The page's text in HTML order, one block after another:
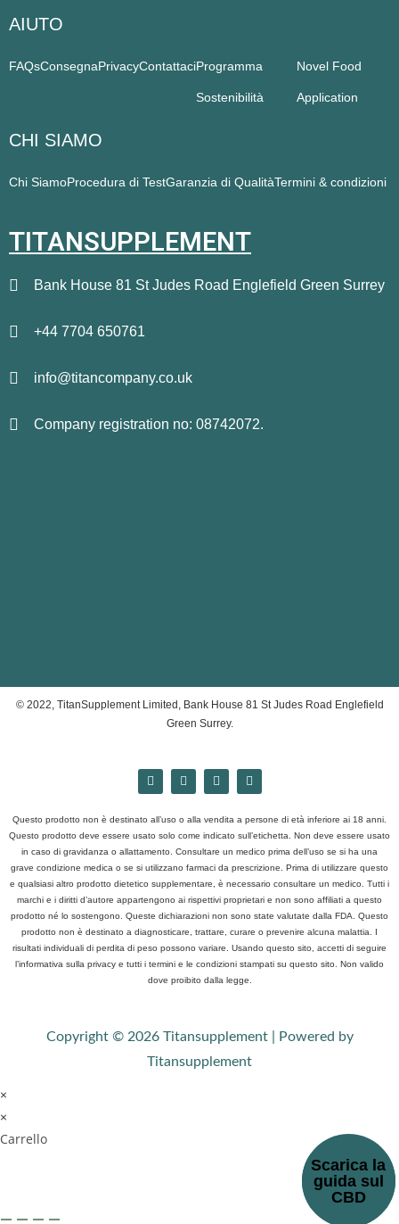
Scarica la
guida sul
CBD
AIUTO
FAQsConsegnaPrivacyContattaciProgramma
Sostenibilità
Novel Food
Application
CHI SIAMO
Chi SiamoProcedura di TestGaranzia di QualitàTermini & condizioni
TITANSUPPLEMENT
Bank House 81 St Judes Road Englefield Green Surrey
+44 7704 650761
info@titancompany.co.uk
Company registration no: 08742072.
© 2022, TitanSupplement Limited, Bank House 81 St Judes Road Englefield
Green Surrey.
Questo prodotto non è destinato all’uso o alla vendita a persone di età inferiore ai 18 anni.
Questo prodotto deve essere usato solo come indicato sull’etichetta. Non deve essere usato
in caso di gravidanza o allattamento. Consultare un medico prima dell’uso se si ha una
grave condizione medica o se si utilizzano farmaci da prescrizione. Prima di utilizzare questo
e qualsiasi altro prodotto dietetico supplementare, è necessario consultare un medico. Tutti i
marchi e i diritti d’autore appartengono ai rispettivi proprietari e non sono affiliati a questo
prodotto né lo sostengono. Queste dichiarazioni non sono state valutate dalla FDA. Questo
prodotto non è destinato a diagnosticare, trattare, curare o prevenire alcuna malattia. I
risultati individuali di perdita di peso possono variare. Usando questo sito, accetti di seguire
l’informativa sulla privacy e tutti i termini e le condizioni stampati su questo sito. Non valido
dove proibito dalla legge.
Copyright © 2026 Titansupplement | Powered by
Titansupplement
×
×
Carrello